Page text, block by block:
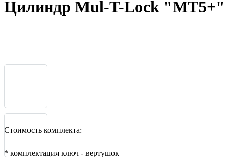
Цилиндр Mul-T-Lock "MT5+"
Стоимость комплекта:
* комплектация ключ - вертушок